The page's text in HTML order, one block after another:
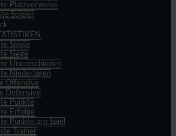
Platzverweise
Spieler
Spiele
Siege
Unentschieden
Niederlagen
Offensive
Defensive
Punkte
Erfolge
Punkte pro Spiel
Trainer